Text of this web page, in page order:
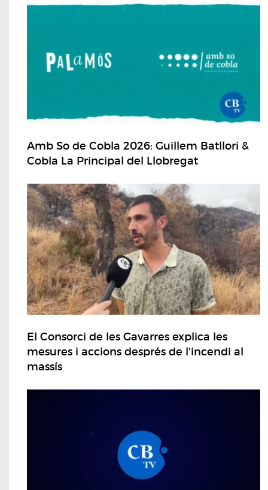
Amb So de Cobla 2026: Guillem Batllori &
Cobla La Principal del Llobregat
El Consorci de les Gavarres explica les
mesures i accions després de l'incendi al
massís